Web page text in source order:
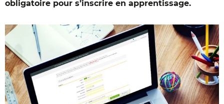
obligatoire pour s’inscrire en apprentissage.